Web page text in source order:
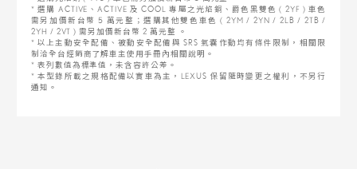
* 選購 ACTIVE、ACTIVE 及 COOL 專屬之光焰銅、爵色黑雙色 ( 2YF ) 車色
需另加價新台幣 5 萬元整；選購其他雙色車色 ( 2YM / 2YN / 2LB / 2TB /
2YH / 2VT ) 需另加價新台幣 2 萬元整 。
* 以上主動安全配備、被動安全配備與 SRS 氣囊作動均有條件限制，相關限
制洽全台經銷商了解車主使用手冊內相關說明。
* 表列數值為標準值，未含容許公差。
* 本型錄所載之規格配備以實車為主，LEXUS 保留隨時變更之權利，不另行
通知。